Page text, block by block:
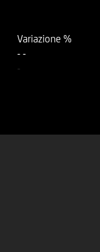
Variazione %
--
-